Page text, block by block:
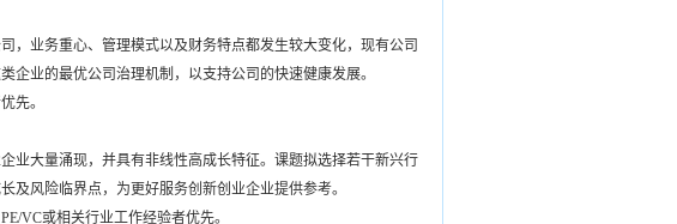
，业务重心、管理模式以及财务特点都发生较大变化，现有公司
企业的最优公司治理机制，以支持公司的快速健康发展。
先。
业大量涌现，并具有非线性高成长特征。课题拟选择若干新兴行
及风险临界点，为更好服务创新创业企业提供参考。
PE/VC或相关行业工作经验者优先。